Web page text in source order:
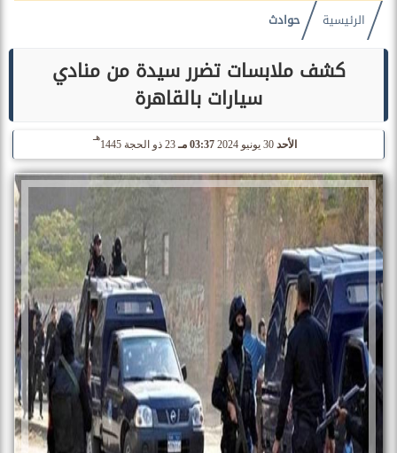
الرئيسية حوادث
كشف ملابسات تضرر سيدة من منادي
سيارات بالقاهرة
الأحد 03:37 مـ 23 ذو الحجة 1445
هـ